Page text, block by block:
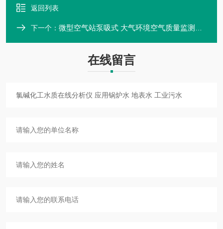
返回列表
下一个： 微型空气站泵吸式 大气环境空气质量监测系统
在线留言